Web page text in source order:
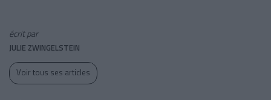
écrit par
JULIE ZWINGELSTEIN
Voir tous ses articles